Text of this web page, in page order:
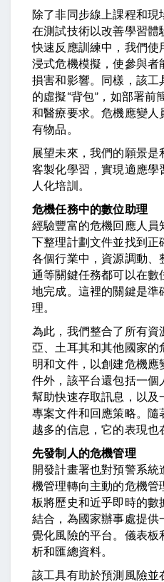
除了非同步線上課程和現
在測試技術以改善學習體
快速反應訓練中，我們使
浸式危機模擬，使參與者
損害和影響。同樣，該
的虛擬“背包”，如部署前
和醫療要求。危機應變
有物品。
展望未來，我們的願景
客製化學習，實現適應學
人化培訓。
危機任務中的數位助理
經驗豐富的危機回應人員
下整理計劃文件並找到正
各個行業中，資源調動、
通等關鍵任務都可以在
地完成。這裡的關鍵是準
理。
為此，我們整合了所有
亞、土耳其和其他國家的
明和文件，以創建危機
件外，該平台還包括一個
幫助快速存取訊息，以
專案文件和回應策略。隨
越多的信息，它的表現也
先發制人的危機管理
開發計畫署也對預警系
機管理轉向主動的危機管
板將歷史和近乎即時的數
結合，為國家辦事處提供
覺化風險的平台。儀表板
析和匯總資料。
該工具有助於預測風險並